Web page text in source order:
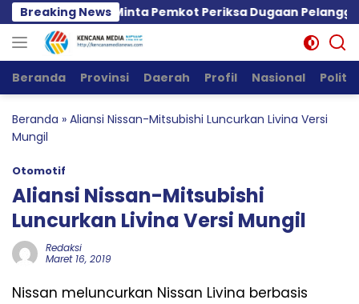
Langsung
ke
konten
Breaking News
PPWI Minta Pemkot Periksa Dugaan Pelanggaran
Beranda Provinsi Daerah Profil Nasional Politik
Beranda » Aliansi Nissan-Mitsubishi Luncurkan Livina Versi
Mungil
Otomotif
Aliansi Nissan-Mitsubishi
Luncurkan Livina Versi Mungil
Redaksi
Maret 16, 2019
Nissan meluncurkan Nissan Livina berbasis